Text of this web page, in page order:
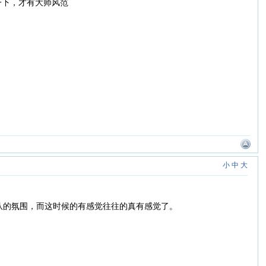
，才有大师风范
小 中 大
氛围，而这时候的有感觉往往的真有感觉了。